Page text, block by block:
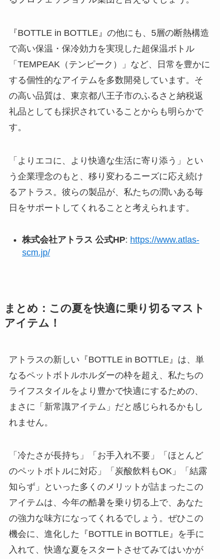
『BOTTLE in BOTTLE』の他にも、5層の断熱構造
で高い保温・保冷効力を実現した超保温ボトル
「TEMPEAK（テンピーク）」など、日常を豊かに
する個性的なアイテムを多数開発しています。そ
の高い品質は、東京都八王子市のふるさと納税返
礼品としても採択されていることからも明らかで
す。
「よりエコに、より快適な生活に寄り添う」とい
う企業理念のもと、移り変わるニーズに応え続け
るアトラス。彼らの製品が、私たちの潤いある毎
日をサポートしてくれることと考えられます。
株式会社アトラス 公式HP: https://www.atlas-
scm.jp/
まとめ：この夏を快適に乗り切るマスト
アイテム！
アトラスの新しい『BOTTLE in BOTTLE』は、単
なるペットボトルホルダーの枠を超え、私たちの
ライフスタイルをより豊かで快適にするための、
まさに「新常識アイテム」だと感じられるかもし
れません。
「冷たさが長持ち」「お手入れ不要」「ほとんど
のペットボトルに対応」「炭酸飲料もOK」「結露
知らず」といった多くのメリットが詰まったこの
アイテムは、今年の酷暑を乗り切る上で、あなた
の強力な味方になってくれるでしょう。ぜひこの
機会に、進化した『BOTTLE in BOTTLE』を手に
入れて、快適な夏をスタートさせてみてはいかが